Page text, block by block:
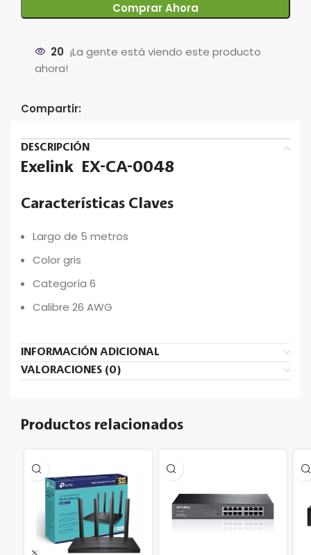
Comprar Ahora
20 ¡La gente está viendo este producto
ahora!
Compartir:
DESCRIPCIÓN
Exelink EX-CA-0048
Características Claves
Largo de 5 metros
Color gris
Categoría 6
Calibre 26 AWG
INFORMACIÓN ADICIONAL
VALORACIONES (0)
Productos relacionados